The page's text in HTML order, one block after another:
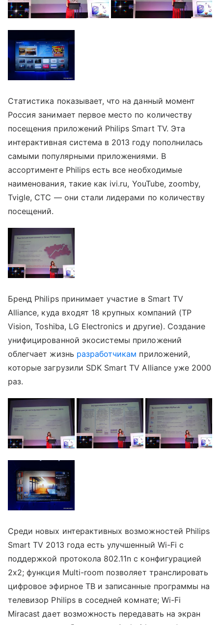
Статистика показывает, что на данный момент
Россия занимает первое место по количеству
посещения приложений Philips Smart TV. Эта
интерактивная система в 2013 году пополнилась
самыми популярными приложениями. В
ассортименте Philips есть все необходимые
наименования, такие как ivi.ru, YouTube, zoomby,
Tvigle, СТС — они стали лидерами по количеству
посещений.
Бренд Philips принимает участие в Smart TV
Alliance, куда входят 18 крупных компаний (TP
Vision, Toshiba, LG Electronics и другие). Создание
унифицированной экосистемы приложений
облегчает жизнь разработчикам приложений,
которые загрузили SDK Smart TV Alliance уже 2000
раз.
Среди новых интерактивных возможностей Philips
Smart TV 2013 года есть улучшенный Wi-Fi с
поддержкой протокола 802.11n с конфигурацией
2x2; функция Multi-room позволяет транслировать
цифровое эфирное ТВ и записанные программы на
телевизор Philips в соседней комнате; Wi-Fi
Miracast дает возможность передавать на экран